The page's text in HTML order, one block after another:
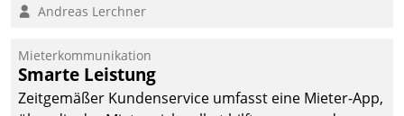
Kommunikationswege bei
die Funktionalität der App zu erweitern und weitere
integrieren.
Andreas Lerchner
Mieterkommunikation
Smarte Leistung
Zeitgemäßer Kundenservice umfasst eine Mieter-App,